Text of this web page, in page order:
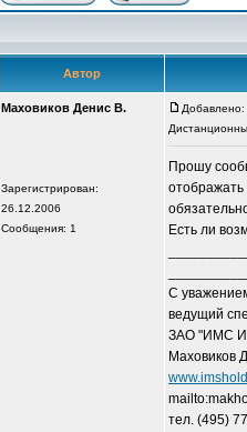
Автор
Маховиков Денис В.
Зарегистрирован:
26.12.2006
Сообщения: 1
Добавлено:
Прошу
Есть ли
С
ведущий
ЗАО "ИМС
Маховиков
тел. (495)